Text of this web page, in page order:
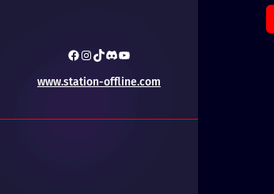
Facebook Instagram TikTok Discord Station Offline
www.station-offline.com